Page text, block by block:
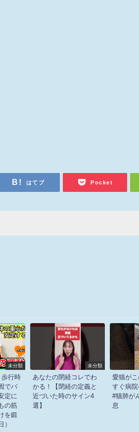
はてブ Pocket
未分類
歩行時
でバ
定に
の筋
を鍛
）
未分類
あなたの閉経コレでわ
かる！【閉経の定義と
近づいた時のサイン4
選】
愛猫が
すぐ病
#猫肺が
息